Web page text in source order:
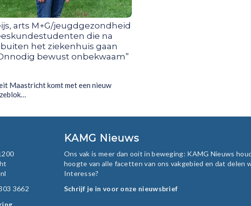
arts M+G/jeugdgezondheid
die na
het ziekenhuis gaan
bewust onbekwaam”
Maastricht komt met een nieuw
3662
KAMG Nieuws
Ons vak is meer dan ooit in beweging: KAMG Nieuws
hoogte van alle facetten van ons vakgebied en dat delen
Interesse?
Schrijf je in voor onze nieuwsbrief